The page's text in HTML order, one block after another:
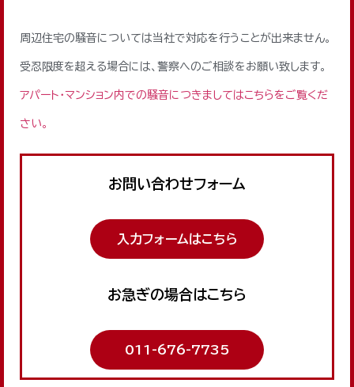
周辺住宅の騒音については当社で対応を行うことが出来ません。
受忍限度を超える場合には、警察へのご相談をお願い致します。
アパート・マンション内での騒音につきましてはこちらをご覧くだ
さい。
お問い合わせフォーム
入力フォームはこちら
お急ぎの場合はこちら
011-676-7735